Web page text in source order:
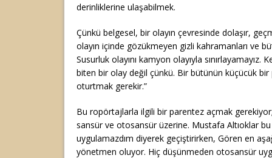
derinliklerine ulaşabilmek.
Çünkü belgesel, bir olayın çevresinde dolaşır,
olayın içinde gözükmeyen gizli kahramanları ve
Susurluk olayını kamyon olayıyla sınırlayamayız.
biten bir olay değil çünkü. Bir bütünün küçücük bir
oturtmak gerekir.”
Bu ropörtajlarla ilgili bir parentez açmak
sansür ve otosansür üzerine. Mustafa Altıoklar
uygulamazdım diyerek geçiştirirken, Gören en
yönetmen oluyor. Hiç düşünmeden otosansür